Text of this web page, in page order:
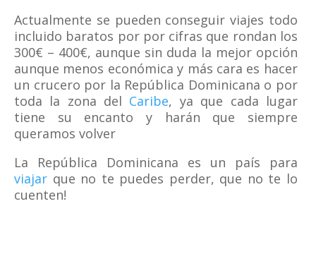
Actualmente se pueden conseguir viajes todo
incluido baratos por por cifras que rondan los
300€ – 400€, aunque sin duda la mejor opción
aunque menos económica y más cara es hacer
un crucero por la República Dominicana o por
toda la zona del Caribe, ya que cada lugar
tiene su encanto y harán que siempre
queramos volver
La República Dominicana es un país para
viajar que no te puedes perder, que no te lo
cuenten!